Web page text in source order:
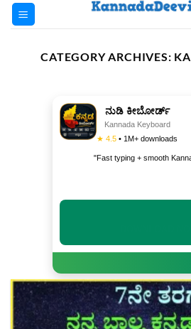
Skip
CATEGORY ARCHIVES:
ನುಡಿ ಕೀಬೋರ್ಡ್
Kannada Keyboard
★ 4.5 • 1M+ downloads
"Fast typing + smooth